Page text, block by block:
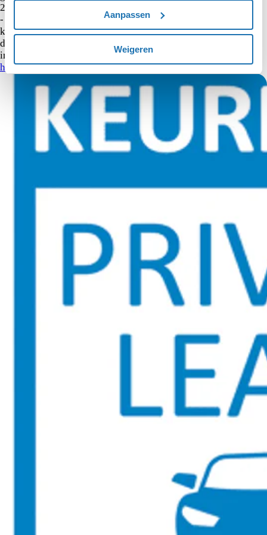
Aanpassen
Weigeren
2029. Vanaf 2030 vervalt de korting op de mrb volledig.
- Plug-in hybride auto’s: Vanaf 1 januari 2026 vervalt de
korting op de mrb volledig. Door de afbouw van de korting op
de mrb stijgt jouw maandelijkse leasebedrag. Voor meer
informatie, vraag je dealer. De Algemene Voorwaarden zijn
hierte vinden.